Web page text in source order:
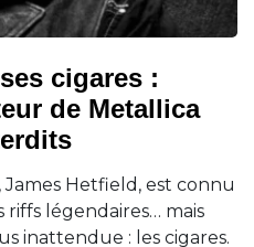
cigares :
de Metallica
Hetfield, est connu
riffs légendaires… mais
inattendue : les cigares.